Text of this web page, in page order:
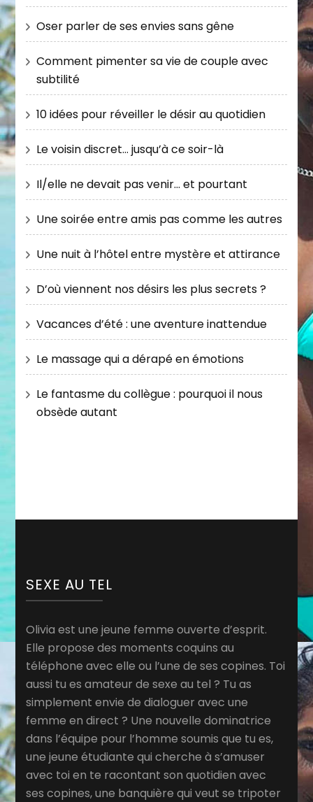
Oser parler de ses envies sans gêne
Comment pimenter sa vie de couple avec
subtilité
10 idées pour réveiller le désir au quotidien
Le voisin discret… jusqu’à ce soir-là
Il/elle ne devait pas venir… et pourtant
Une soirée entre amis pas comme les autres
Une nuit à l’hôtel entre mystère et attirance
D’où viennent nos désirs les plus secrets ?
Vacances d’été : une aventure inattendue
Le massage qui a dérapé en émotions
Le fantasme du collègue : pourquoi il nous
obsède autant
SEXE AU TEL
Olivia est une jeune femme ouverte d’esprit.
Elle propose des moments coquins au
téléphone avec elle ou l’une de ses copines. Toi
aussi tu es amateur de sexe au tel ? Tu as
simplement envie de dialoguer avec une
femme en direct ? Une nouvelle dominatrice
dans l’équipe pour l’homme soumis que tu es,
une jeune étudiante qui cherche à s’amuser
avec toi en te racontant son quotidien avec
ses copines, une banquière qui veut se tripoter